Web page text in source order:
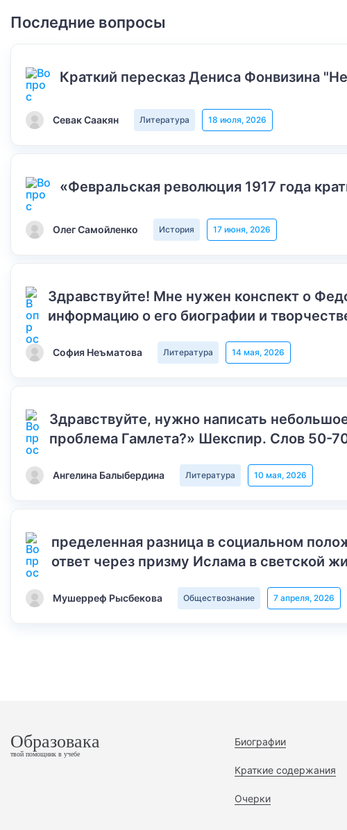
Последние вопросы
Краткий пересказ Дениса Фонвизина
Севак Саакян Литература 18 июля, 2026
«Февральская революция 1917 года
Олег Самойленко История 17 июня, 2026
Здравствуйте! Мне нужен конспект о
информацию о его биографии и
София Неъматова Литература 14 мая, 2026
Здравствуйте, нужно написать
проблема Гамлета?» Шекспир. Слов 50-
Ангелина Балыбердина Литература 10 мая, 2026
пределенная разница в социальном
ответ через призму Ислама в светской
Мушерреф Рысбекова Обществознание 7 апреля, 2026
Образовака
твой помощник в учебе
Биографии
Краткие содержания
Очерки